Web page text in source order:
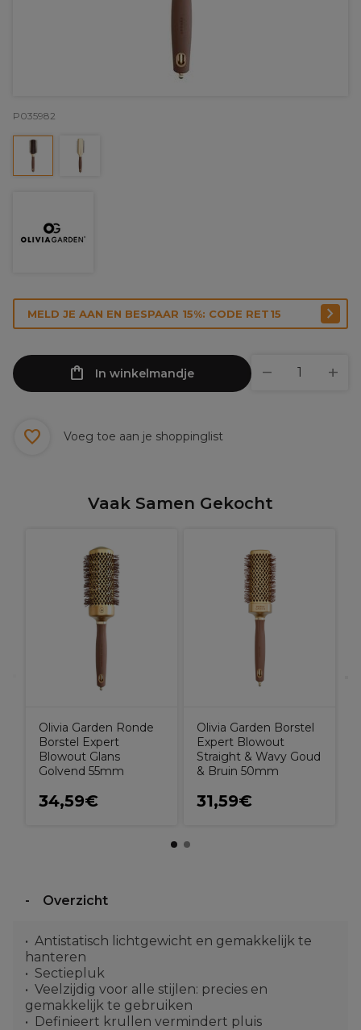
P035982
MELD JE AAN EN BESPAAR 15%: CODE RET15
In winkelmandje
Voeg toe aan je shoppinglist
Vaak Samen Gekocht
Olivia Garden Ronde
Borstel Expert
Blowout Glans
Golvend 55mm
34,59€
Olivia Garden Borstel
Expert Blowout
Straight & Wavy Goud
& Bruin 50mm
31,59€
Overzicht
Antistatisch lichtgewicht en gemakkelijk te
hanteren
Sectiepluk
Veelzijdig voor alle stijlen: precies en
gemakkelijk te gebruiken
Definieert krullen vermindert pluis